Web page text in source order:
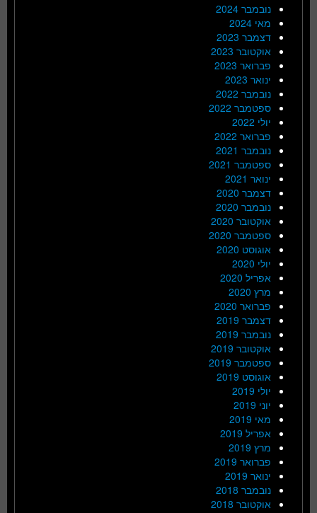
נובמבר 2024
מאי 2024
דצמבר 2023
אוקטובר 2023
פברואר 2023
ינואר 2023
נובמבר 2022
ספטמבר 2022
יולי 2022
פברואר 2022
נובמבר 2021
ספטמבר 2021
ינואר 2021
דצמבר 2020
נובמבר 2020
אוקטובר 2020
ספטמבר 2020
אוגוסט 2020
יולי 2020
אפריל 2020
מרץ 2020
פברואר 2020
דצמבר 2019
נובמבר 2019
אוקטובר 2019
ספטמבר 2019
אוגוסט 2019
יולי 2019
יוני 2019
מאי 2019
אפריל 2019
מרץ 2019
פברואר 2019
ינואר 2019
נובמבר 2018
אוקטובר 2018